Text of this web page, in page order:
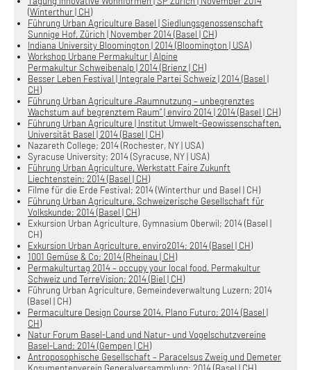
(Winterthur | CH)
Führung Urban Agriculture Basel | Siedlungsgenossenschaft
Sunnige Hof, Zürich | November 2014 (Basel | CH)
Indiana University Bloomington | 2014 (Bloomington | USA)
Workshop Urbane Permakultur | Alpine
Permakultur Schweibenalp | 2014 (Brienz | CH)
Besser Leben Festival | Integrale Partei Schweiz | 2014 (Basel |
CH)
Führung Urban Agriculture „Raumnutzung – unbegrenztes
Wachstum auf begrenztem Raum“ | enviro 2014 | 2014 (Basel | CH)
Führung Urban Agriculture | Institut Umwelt-Geowissenschaften,
Universität Basel | 2014 (Basel | CH)
Nazareth College; 2014 (Rochester, NY | USA)
Syracuse University; 2014 (Syracuse, NY | USA)
Führung Urban Agriculture, Werkstatt Faire Zukunft
Liechtenstein; 2014 (Basel | CH)
Filme für die Erde Festival; 2014 (Winterthur und Basel | CH)
Führung Urban Agriculture, Schweizerische Gesellschaft für
Volkskunde; 2014 (Basel | CH)
Exkursion Urban Agriculture, Gymnasium Oberwil; 2014 (Basel |
CH)
Exkursion Urban Agriculture, enviro2014; 2014 (Basel | CH)
1001 Gemüse & Co; 2014 (Rheinau | CH)
Permakulturtag 2014 – occupy your local food, Permakultur
Schweiz und TerreVision; 2014 (Biel | CH)
Führung Urban Agriculture, Gemeindeverwaltung Luzern; 2014
(Basel | CH)
Permaculture Design Course 2014, Plano Futuro; 2014 (Basel |
CH)
Natur Forum Basel-Land und Natur- und Vogelschutzvereine
Basel-Land; 2014 (Gempen | CH)
Antroposophische Gesellschaft – Paracelsus Zweig und Demeter